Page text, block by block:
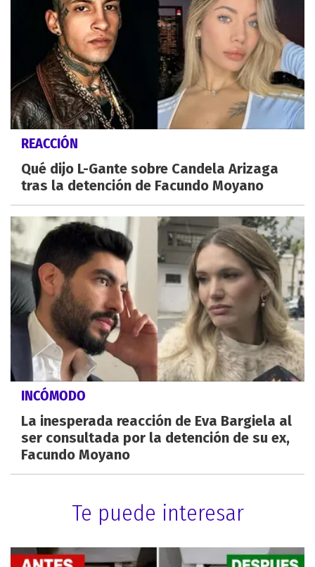
REACCIÓN
Qué dijo L-Gante sobre Candela Arizaga
tras la detención de Facundo Moyano
INCÓMODO
La inesperada reacción de Eva Bargiela al
ser consultada por la detención de su ex,
Facundo Moyano
Te puede interesar